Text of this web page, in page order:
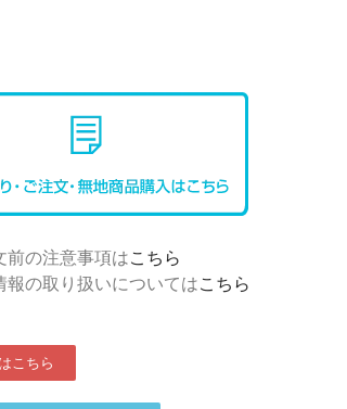
の注意事項はこちら
の取り扱いについてはこちら
こちら